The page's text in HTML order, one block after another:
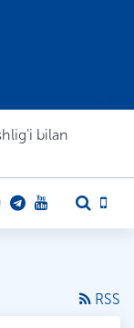
bilan
RSS